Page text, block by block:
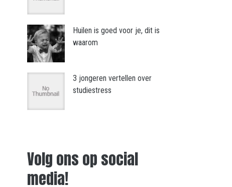
Huilen is goed voor je, dit is
waarom
3 jongeren vertellen over
studiestress
Volg ons op social
media!